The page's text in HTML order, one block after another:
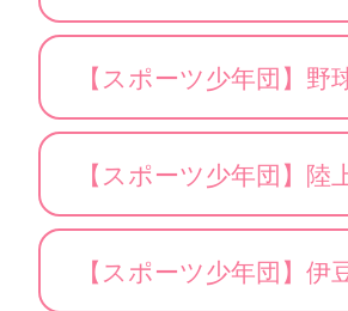
【スポーツ少年団】野
【スポーツ少年団】陸
【スポーツ少年団】